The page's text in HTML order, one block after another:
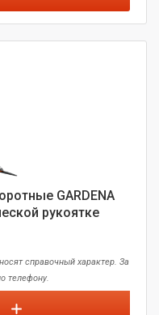
GARDENA
рукоятке
справочный характер. За
телефону.